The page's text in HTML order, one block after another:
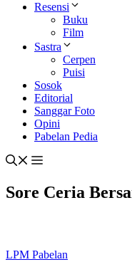
Resensi
Buku
Film
Sastra
Cerpen
Puisi
Sosok
Editorial
Sanggar Foto
Opini
Pabelan Pedia
Sore Ceria
LPM Pabelan